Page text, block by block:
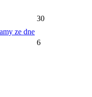
ze dne
30
6